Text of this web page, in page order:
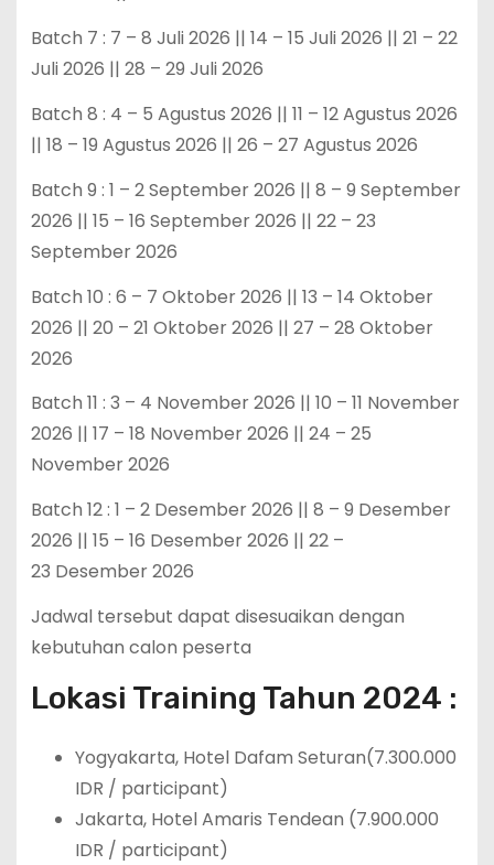
Batch 7 : 7 – 8 Juli 2026 || 14 – 15 Juli 2026 || 21 – 22
Juli 2026 || 28 – 29 Juli 2026
Batch 8 : 4 – 5 Agustus 2026 || 11 – 12 Agustus 2026
|| 18 – 19 Agustus 2026 || 26 – 27 Agustus 2026
Batch 9 : 1 – 2 September 2026 || 8 – 9 September
2026 || 15 – 16 September 2026 || 22 – 23
September 2026
Batch 10 : 6 – 7 Oktober 2026 || 13 – 14 Oktober
2026 || 20 – 21 Oktober 2026 || 27 – 28 Oktober
2026
Batch 11 : 3 – 4 November 2026 || 10 – 11 November
2026 || 17 – 18 November 2026 || 24 – 25
November 2026
Batch 12 : 1 – 2 Desember 2026 || 8 – 9 Desember
2026 || 15 – 16 Desember 2026 || 22 –
23 Desember 2026
Jadwal tersebut dapat disesuaikan dengan
kebutuhan calon peserta
Lokasi Training Tahun 2024 :
Yogyakarta, Hotel Dafam Seturan(7.300.000
IDR / participant)
Jakarta, Hotel Amaris Tendean (7.900.000
IDR / participant)